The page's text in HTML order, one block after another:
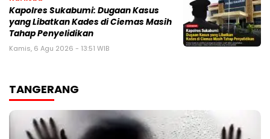
Kapolres Sukabumi: Dugaan Kasus
yang Libatkan Kades di Ciemas Masih
Tahap Penyelidikan
Kamis, 6 Agu 2026 - 13:51 WIB
TANGERANG